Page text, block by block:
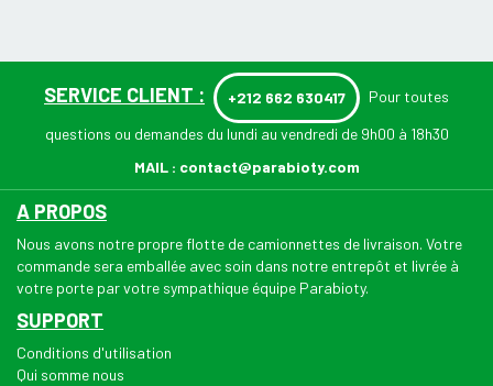
SERVICE CLIENT : +212 662 630417 Pour toutes
questions ou demandes du lundi au vendredi de 9h00 à 18h30
MAIL : contact@parabioty.com
A PROPOS
Nous avons notre propre flotte de camionnettes de livraison. Votre
commande sera emballée avec soin dans notre entrepôt et livrée à
votre porte par votre sympathique équipe Parabioty.
SUPPORT
Conditions d'utilisation
Qui somme nous